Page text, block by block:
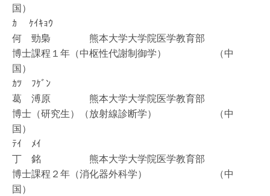
国）
ｶ ｹｲｷｮｳ
何 勁梟 熊本大学大学院医学教育部
博士課程１年（中枢性代謝制御学） （中
国）
ｶﾂ ﾌｹﾞﾝ
葛 溥原 熊本大学大学院医学教育部
博士（研究生）（放射線診断学） （中
国）
ﾃｲ ﾒｲ
丁 銘 熊本大学大学院医学教育部
博士課程２年（消化器外科学） （中
国）